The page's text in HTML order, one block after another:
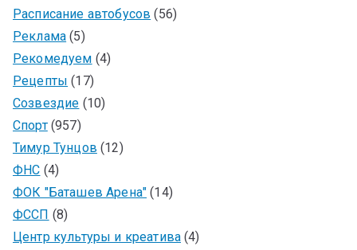
Расписание автобусов (56)
Реклама (5)
Рекомедуем (4)
Рецепты (17)
Созвездие (10)
Спорт(957)
Тимур Тунцов (12)
ФНС (4)
ФОК "Баташев Арена" (14)
ФССП (8)
Центр культуры и креатива (4)